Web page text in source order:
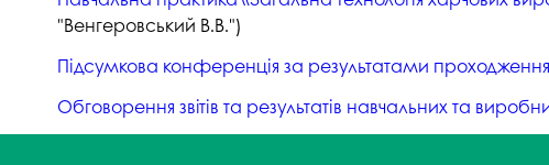
"Венгеровський В.В.")
Підсумкова конференція за результатами проходження
Обговорення звітів та результатів навчальних та